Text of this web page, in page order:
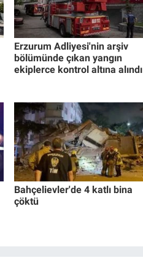
Erzurum Adliyesi'nin arşiv
bölümünde çıkan yangın
ekiplerce kontrol altına alındı
Bahçelievler'de 4 katlı bina
çöktü